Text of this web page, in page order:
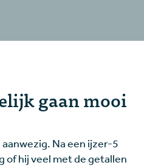
gaan mooi
Na een ijzer-5
of hij veel met de getallen